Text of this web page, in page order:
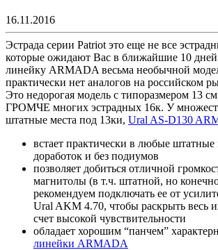
16.11.2016
Эстрада серии Patriot это еще не все
которые ожидают Вас в ближайшие 10
линейку ARMADA весьма необычной
практически нет аналогов на российском
Это недорогая модель с типоразмером 13
ГРОМЧЕ многих эстрадных 16к. У
штатные места под 13ки, Ural AS-D130
встает практически в любые штатные
доработок и без подиумов
позволяет добиться отличной
магнитолы (в т.ч. штатной, но
рекомендуем подключать ее от
Ural AKM 4.70, чтобы раскрыть весь
счет высокой чувствительности
обладает хорошим “панчем”
линейки ARMADA